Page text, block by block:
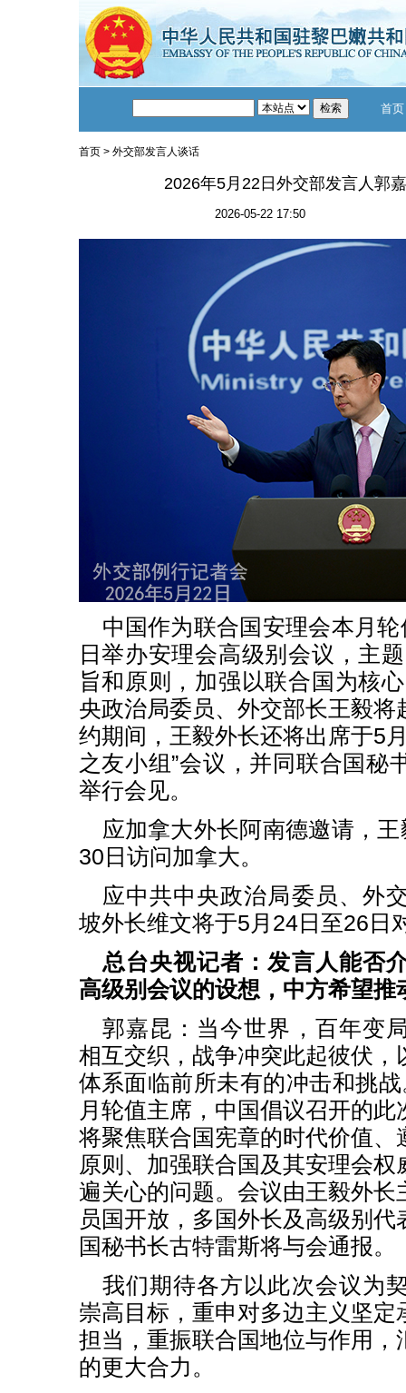
首页
首页> 外交部发言人谈话
2026年5月22日外交部发言人郭
2026-05-22 17:50
中国作为联合国安理会本月
日举办安理会高级别会议，主
旨和原则，加强以联合国为核
央政治局委员、外交部长王毅将
约期间，王毅外长还将出席于5
之友小组”会议，并同联合国秘
举行会见。
应加拿大外长阿南德邀请，
30日访问加拿大。
应中共中央政治局委员、外
坡外长维文将于5月24日至26日
总台央视记者：发言人能否
高级别会议的设想，中方希望推
郭嘉昆：当今世界，百年变
相互交织，战争冲突此起彼伏，
体系面临前所未有的冲击和挑
月轮值主席，中国倡议召开的
将聚焦联合国宪章的时代价值、
原则、加强联合国及其安理会
遍关心的问题。会议由王毅外长
员国开放，多国外长及高级别
国秘书长古特雷斯将与会通报。
我们期待各方以此次会议为
崇高目标，重申对多边主义坚定
担当，重振联合国地位与作用，
的更大合力。